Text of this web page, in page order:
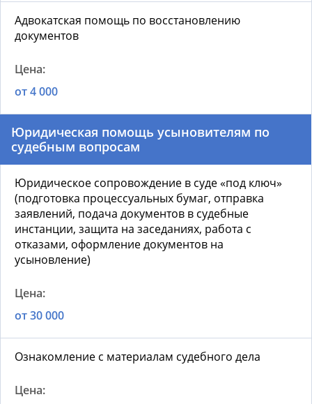
Адвокатская помощь по восстановлению
документов
от 4 000
Юридическая помощь усыновителям по
судебным вопросам
Юридическое сопровождение в суде «под ключ»
(подготовка процессуальных бумаг, отправка
заявлений, подача документов в судебные
инстанции, защита на заседаниях, работа с
отказами, оформление документов на
усыновление)
от 30 000
Ознакомление с материалам судебного дела